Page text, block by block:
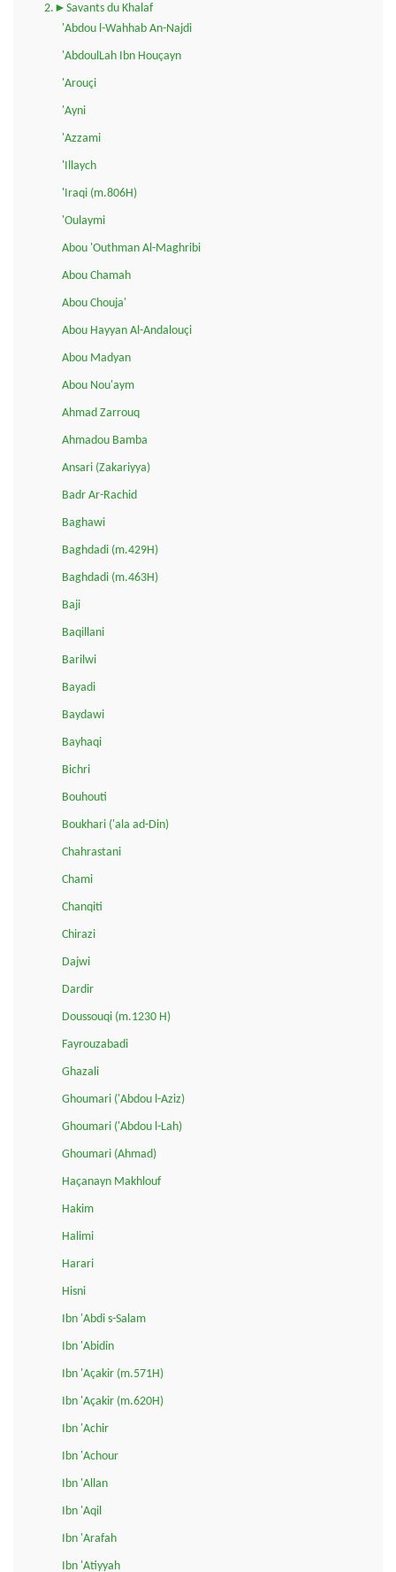
2.►Savants du Khalaf
'Abdou l-Wahhab An-Najdi
'AbdoulLah Ibn Houçayn
'Arouçi
'Ayni
'Azzami
'Illaych
'Iraqi (m.806H)
'Oulaymi
Abou 'Outhman Al-Maghribi
Abou Chamah
Abou Chouja'
Abou Hayyan Al-Andalouçi
Abou Madyan
Abou Nou'aym
Ahmad Zarrouq
Ahmadou Bamba
Ansari (Zakariyya)
Badr Ar-Rachid
Baghawi
Baghdadi (m.429H)
Baghdadi (m.463H)
Baji
Baqillani
Barilwi
Bayadi
Baydawi
Bayhaqi
Bichri
Bouhouti
Boukhari ('ala ad-Din)
Chahrastani
Chami
Chanqiti
Chirazi
Dajwi
Dardir
Doussouqi (m.1230 H)
Fayrouzabadi
Ghazali
Ghoumari ('Abdou l-Aziz)
Ghoumari ('Abdou l-Lah)
Ghoumari (Ahmad)
Haçanayn Makhlouf
Hakim
Halimi
Harari
Hisni
Ibn 'Abdi s-Salam
Ibn 'Abidin
Ibn 'Açakir (m.571H)
Ibn 'Açakir (m.620H)
Ibn 'Achir
Ibn 'Achour
Ibn 'Allan
Ibn 'Aqil
Ibn 'Arafah
Ibn 'Atiyyah